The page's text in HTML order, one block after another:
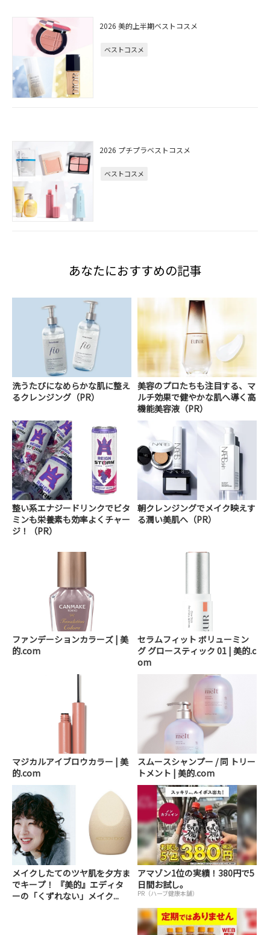
2026 美的上半期ベストコスメ
ベストコスメ
2026 プチプラベストコスメ
ベストコスメ
あなたにおすすめの記事
洗うたびになめらかな肌に整え
るクレンジング（PR）
美容のプロたちも注目する、マ
ルチ効果で健やかな肌へ導く高
機能美容液（PR）
整い系エナジードリンクでビタ
ミンも栄養素も効率よくチャー
ジ！（PR）
朝クレンジングでメイク映えす
る潤い美肌へ（PR）
ファンデーションカラーズ | 美
的.com
セラムフィット ボリューミン
グ グロースティック 01 | 美的.c
om
マジカルアイブロウカラー | 美
的.com
スムースシャンプー / 同 トリー
トメント | 美的.com
メイクしたてのツヤ肌を夕方ま
でキープ！ 『美的』エディタ
ーの「くずれない」メイク...
アマゾン1位の実績！380円で5
日間お試し。
PR（ハーブ健康本舗）